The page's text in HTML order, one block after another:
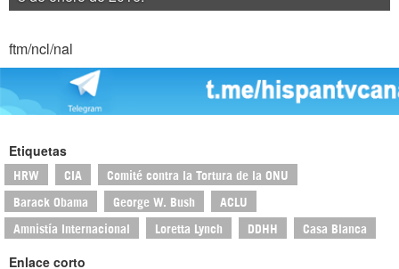
ftm/ncl/nal
Etiquetas
HRW CIA Comité contra la Tortura de la ONU
Barack Obama George W. Bush ACLU
Amnistía Internacional Loretta Lynch DDHH Casa Blanca
Enlace corto